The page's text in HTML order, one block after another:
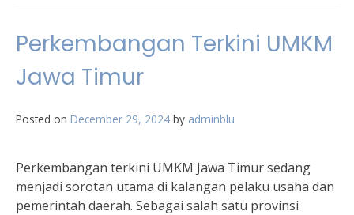
Perkembangan Terkini UMKM
Jawa Timur
Posted on December 29, 2024 by adminblu
Perkembangan terkini UMKM Jawa Timur sedang
menjadi sorotan utama di kalangan pelaku usaha dan
pemerintah daerah. Sebagai salah satu provinsi